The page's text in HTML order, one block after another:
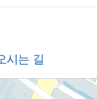
시는 길